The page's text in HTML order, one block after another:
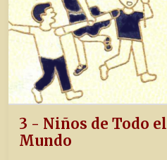
3 - Niños de Todo el
Mundo